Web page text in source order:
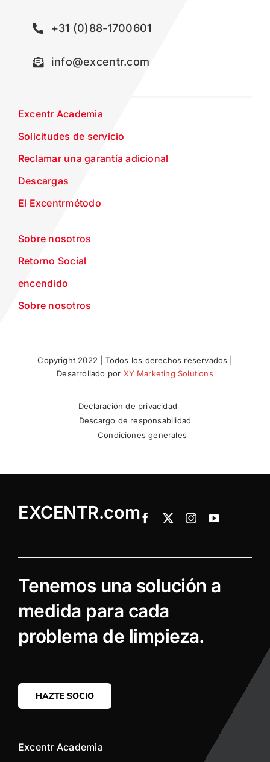
+31 (0)88-1700601
info@excentr.com
Excentr Academia
Solicitudes de servicio
Reclamar una garantía adicional
Descargas
El Excentrmétodo
Sobre nosotros
Retorno Social
encendido
Sobre nosotros
Copyright 2022 | Todos los derechos reservados |
Desarrollado por XY Marketing Solutions
Declaración de privacidad
Descargo de responsabilidad
Condiciones generales
EXCENTR.com
Tenemos una solución a
medida para cada
problema de limpieza.
HAZTE SOCIO
Excentr Academia